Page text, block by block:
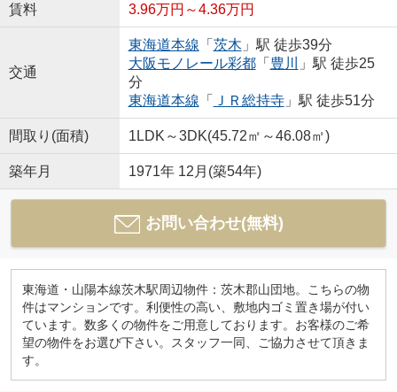
賃料 3.96万円～4.36万円
交通
東海道本線 「 茨木 」駅 徒歩39分
大阪モノレール彩都「 豊川
」駅 徒歩25
分
東海道本線 「 ＪＲ総持寺」駅 徒歩51分
間取り(面積) 1LDK～3DK(45.72㎡～46.08㎡)
築年月 1971年 12月(築54年)
お問い合わせ(無料)
東海道・山陽本線茨木駅周辺物件：茨木郡山団地。こちらの物
件はマンションです。利便性の高い、敷地内ゴミ置き場が付い
ています。数多くの物件をご用意しております。お客様のご希
望の物件をお選び下さい。スタッフ一同、ご協力させて頂きま
す。